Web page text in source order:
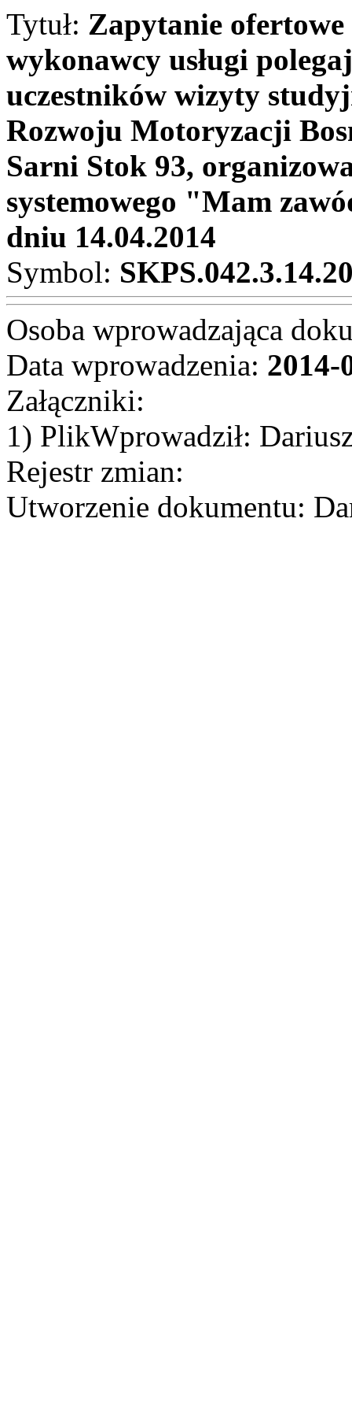
Tytuł: Zapytanie ofertowe
wykonawcy usługi
uczestników wizyty
Rozwoju Motoryzacji
Sarni Stok 93,
systemowego "Mam
dniu 14.04.2014
Symbol:
Osoba wprowadzająca
Data wprowadzenia: 2014-
Załączniki:
1) PlikWprowadził:
Rejestr zmian:
Utworzenie dokumentu: